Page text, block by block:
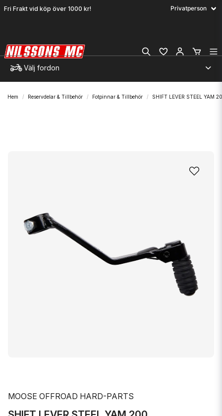
Fri Frakt vid köp över 1000 kr!
Välj fordon
Hem Reservdelar & Tillbehör Fotpinnar & Tillbehör SHIFT LEVER STEEL YAM
MOOSE OFFROAD HARD-PARTS